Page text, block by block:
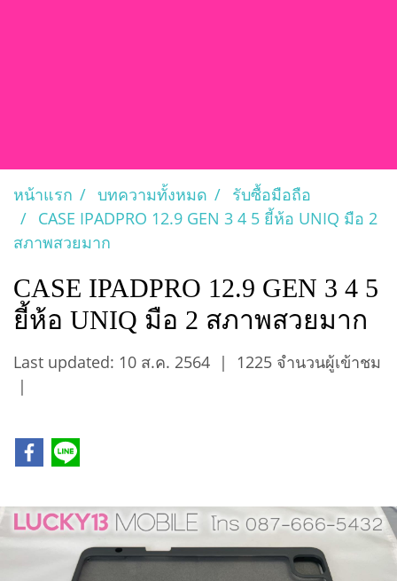
หน้าแรก บทความทั้งหมด
รับซื้อมือถือ
CASE IPADPRO 12.9 GEN 3 4 5 ยี้ห้อ UNIQ มือ 2
สภาพสวยมาก
CASE IPADPRO 12.9 GEN 3 4 5
ยี้ห้อ UNIQ มือ 2 สภาพสวยมาก
Last updated: 10 ส.ค. 2564 |
1225 จำนวนผู้เข้าชม
|